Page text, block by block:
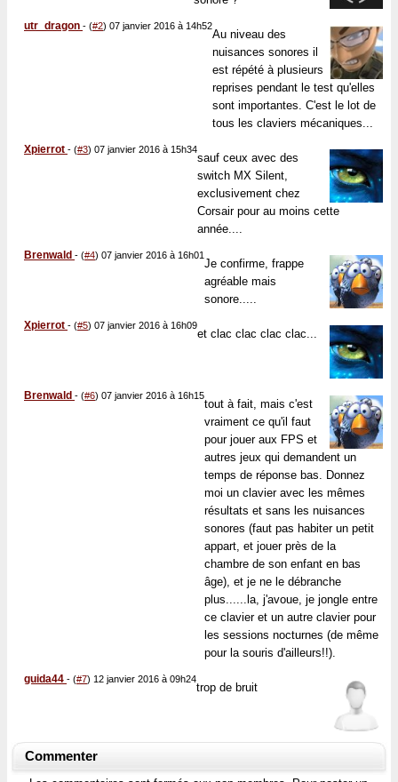
utr_dragon - (#2) 07 janvier 2016 à 14h52
Au niveau des
nuisances sonores il
est répété à plusieurs
reprises pendant le test qu'elles
sont importantes. C'est le lot de
tous les claviers mécaniques...
Xpierrot - (#3) 07 janvier 2016 à 15h34
sauf ceux avec des
switch MX Silent,
exclusivement chez
Corsair pour au moins cette
année....
Brenwald - (#4) 07 janvier 2016 à 16h01
Je confirme, frappe
agréable mais
sonore.....
Xpierrot - (#5) 07 janvier 2016 à 16h09
et clac clac clac clac...
Brenwald - (#6) 07 janvier 2016 à 16h15
tout à fait, mais c'est
vraiment ce qu'il faut
pour jouer aux FPS et
autres jeux qui demandent un
temps de réponse bas. Donnez
moi un clavier avec les mêmes
résultats et sans les nuisances
sonores (faut pas habiter un petit
appart, et jouer près de la
chambre de son enfant en bas
âge), et je ne le débranche
plus......la, j'avoue, je jongle entre
ce clavier et un autre clavier pour
les sessions nocturnes (de même
pour la souris d'ailleurs!!).
guida44 - (#7) 12 janvier 2016 à 09h24
trop de bruit
Commenter